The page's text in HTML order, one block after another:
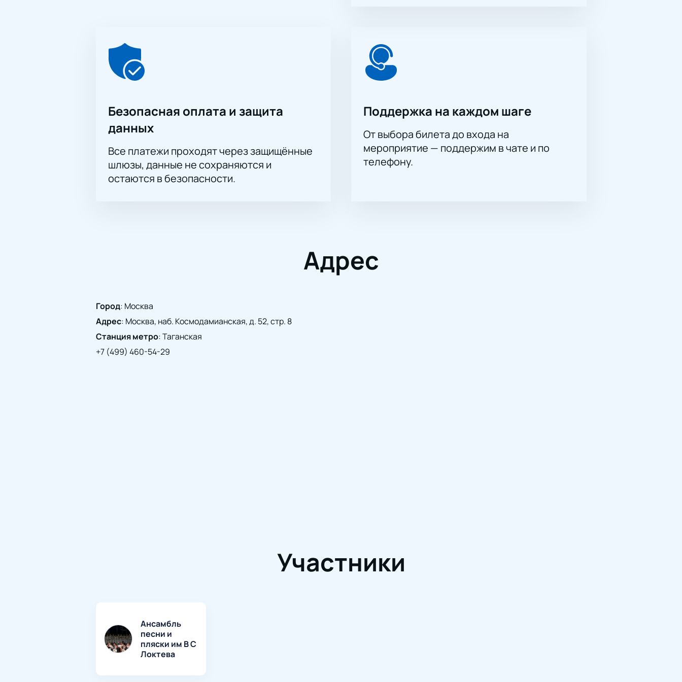
Безопасная оплата и защита
данных
Все платежи проходят через защищённые
шлюзы, данные не сохраняются и
остаются в безопасности.
Поддержка на каждом шаге
От выбора билета до входа на
мероприятие — поддержим в чате и по
телефону.
Адрес
Город: Москва
Адрес: Москва, наб. Космодамианская, д. 52, стр. 8
Станция метро:Таганская
+7 (499) 460-54-29
Участники
Ансамбль
песни и
пляски им В С
Локтева